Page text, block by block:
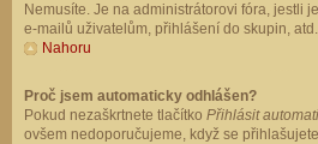
Nemusíte. Je na administrátorovi fóra, jestli
e-mailů uživatelům, přihlášení do skupin,
Nahoru
Proč jsem automaticky odhlášen?
Pokud nezaškrtnete tlačítko Přihlásit
ovšem nedoporučujeme, když se